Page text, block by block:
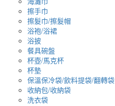
擦手巾
擦髮巾/擦髮帽
浴袍/浴裙
浴披
餐具碗盤
杯壺/馬克杯
杯墊
保溫保冷袋/飲料提袋/翻轉袋
收納包/收納袋
洗衣袋